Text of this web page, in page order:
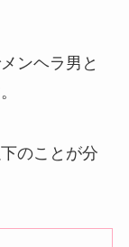
ンヘラ男と
のことが分